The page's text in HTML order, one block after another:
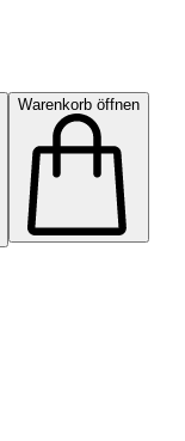
Warenkorb öffnen